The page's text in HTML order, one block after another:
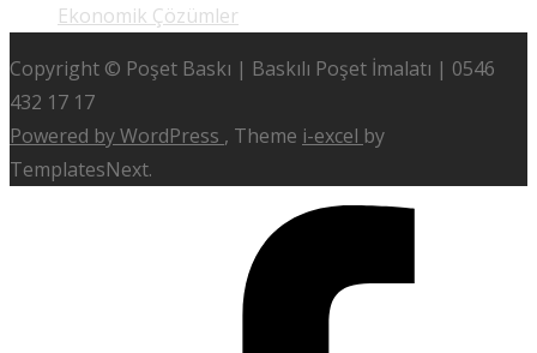
Ekonomik Çözümler
Copyright © Poşet Baskı | Baskılı Poşet İmalatı | 0546
432 17 17
Powered by WordPress , Theme i-excel by
TemplatesNext.